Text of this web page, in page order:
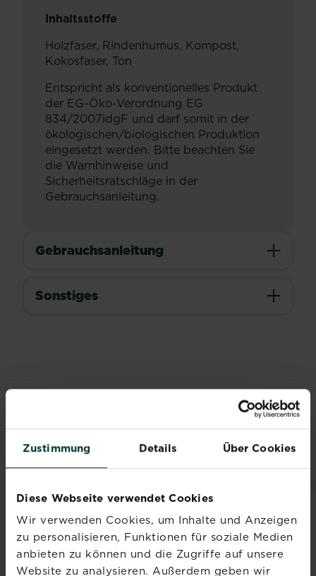
Zustimmung Details Über Cookies
Diese Webseite verwendet Cookies
Wir verwenden Cookies, um Inhalte und Anzeigen
zu personalisieren, Funktionen für soziale Medien
anbieten zu können und die Zugriffe auf unsere
Website zu analysieren. Außerdem geben wir
Inhaltsstoffe
Holzfaser, Rindenhumus, Kompost,
Kokosfaser, Ton
Entspricht als konventionelles Produkt
der EG-Öko-Verordnung EG
834/2007idgF und darf somit in der
ökologischen/biologischen Produktion
eingesetzt werden. Bitte beachten Sie
die Warnhinweise und
Sicherheitsratschläge in der
Gebrauchsanleitung.
Gebrauchsanleitung
Sonstiges
VERWANDTE
PRODUKTE